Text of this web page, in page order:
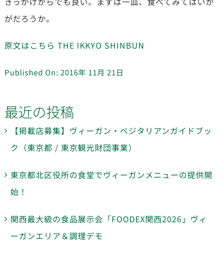
がだろうか。
原文はこちら THE IKKYO SHINBUN
Published On: 2016年 11月 21日
最近の投稿
【掲載店募集】ヴィーガン・ベジタリアンガイドブッ
ク（東京都 / 東京観光財団事業）
東京都北区役所の食堂でヴィーガンメニューの提供開
始！
関西最大級の食品展示会「FOODEX関西2026」ヴィ
ーガンエリア＆調理デモ